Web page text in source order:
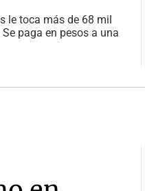
le toca más de 68 mil
paga en pesos a una